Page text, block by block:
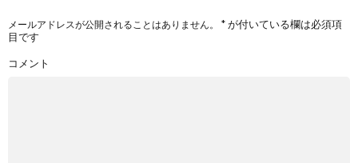
メールアドレスが公開されることはありません。 *が付いている欄は必須項
目です
コメント